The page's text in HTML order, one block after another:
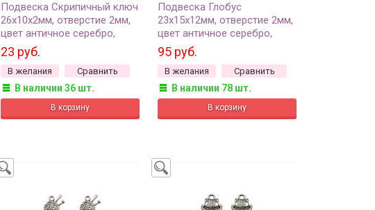
Подвеска Скрипичный ключ
26х10х2мм, отверстие 2мм,
цвет античное серебро,
сплав металлов, 22-127, 2шт
23 руб.
В желания Сравнить
В наличии 36 шт.
Подвеска Глобус
23х15х12мм, отверстие 2мм,
цвет античное серебро,
сплав металлов, 22-029, 1шт
95 руб.
В желания Сравнить
В наличии 78 шт.